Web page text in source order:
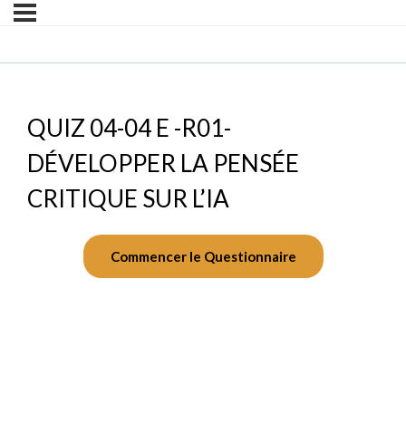
QUIZ 04-04 E -R01-
DÉVELOPPER LA PENSÉE
CRITIQUE SUR L’IA